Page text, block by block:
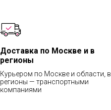
Доставка по Москве и в
регионы
Курьером по Москве и области, в
регионы — транспортными
компаниями